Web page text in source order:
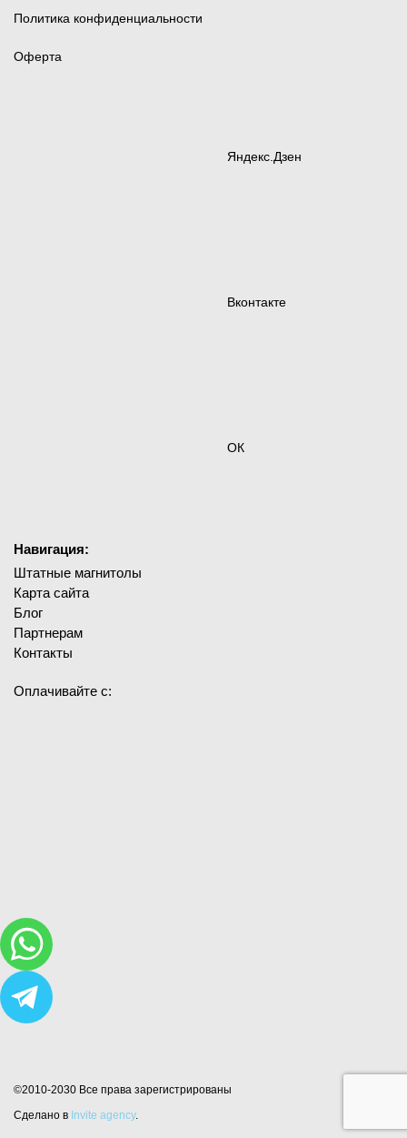
Политика конфиденциальности
Оферта
Яндекс.Дзен
Вконтакте
ОК
Навигация:
Штатные магнитолы
Карта сайта
Блог
Партнерам
Контакты
Оплачивайте с:
©2010-2030 Все права зарегистрированы
Сделано в Invite agency.